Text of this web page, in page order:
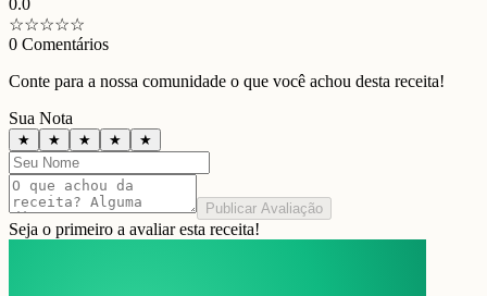
0.0
☆☆☆☆☆
0 Comentários
Conte para a nossa comunidade o que você achou desta receita!
Sua Nota
★ ★ ★ ★ ★
Publicar Avaliação
Seja o primeiro a avaliar esta receita!